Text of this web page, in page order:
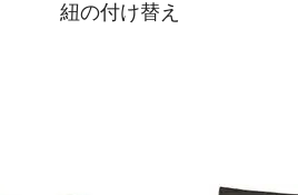
紐の付け替え